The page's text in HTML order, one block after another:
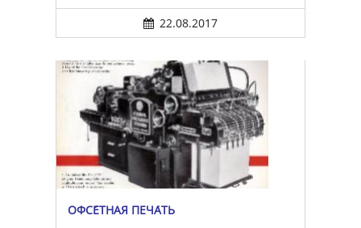
22.08.2017
ОФСЕ́ТНАЯ ПЕЧА́ТЬ